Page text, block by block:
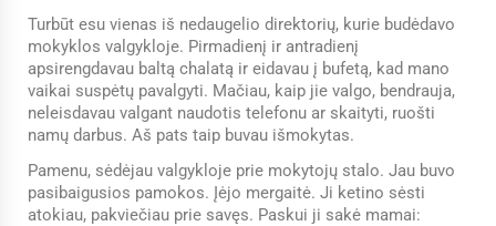
Turbūt esu vienas iš nedaugelio direktorių, kurie budėdavo
mokyklos valgykloje. Pirmadienį ir antradienį
apsirengdavau baltą chalatą ir eidavau į bufetą, kad mano
vaikai suspėtų pavalgyti. Mačiau, kaip jie valgo, bendrauja,
neleisdavau valgant naudotis telefonu ar skaityti, ruošti
namų darbus. Aš pats taip buvau išmokytas.
Pamenu, sėdėjau valgykloje prie mokytojų stalo. Jau buvo
pasibaigusios pamokos. Įėjo mergaitė. Ji ketino sėsti
atokiau, pakviečiau prie savęs. Paskui ji sakė mamai: